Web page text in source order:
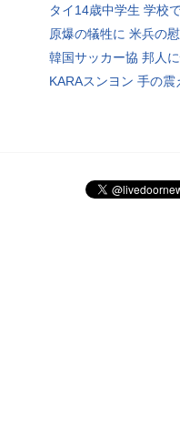
タイ14歳中学生 学校
原爆の犠牲に 米兵の
韓国サッカー協 邦人
KARAスンヨン 手の震